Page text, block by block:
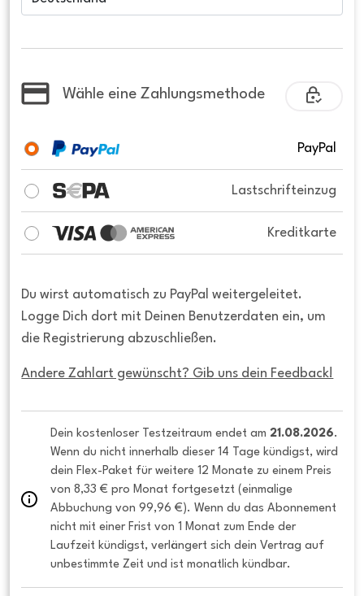
Wähle eine Zahlungsmethode
PayPal
Lastschrifteinzug
Kreditkarte
Du wirst automatisch zu PayPal weitergeleitet.
Logge Dich dort mit Deinen Benutzerdaten ein, um
die Registrierung abzuschließen.
Andere Zahlart gewünscht? Gib uns dein Feedback!
Dein kostenloser Testzeitraum endet am 21.08.2026.
Wenn du nicht innerhalb dieser 14 Tage kündigst, wird
dein Flex-Paket für weitere 12 Monate zu einem Preis
von 8,33 € pro Monat fortgesetzt (einmalige
Abbuchung von 99,96 €). Wenn du das Abonnement
nicht mit einer Frist von 1 Monat zum Ende der
Laufzeit kündigst, verlängert sich dein Vertrag auf
unbestimmte Zeit und ist monatlich kündbar.